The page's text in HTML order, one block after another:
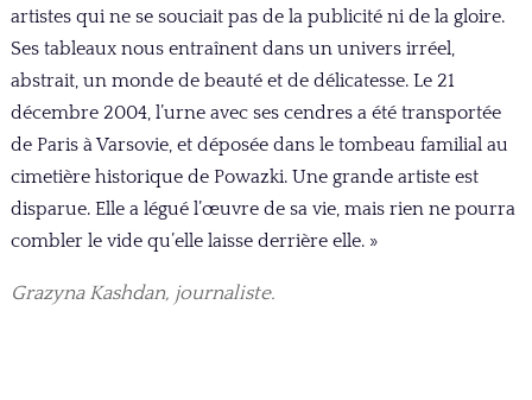
artistes qui ne se souciait pas de la publicité ni de la gloire.
Ses tableaux nous entraînent dans un univers irréel,
abstrait, un monde de beauté et de délicatesse. Le 21
décembre 2004, l’urne avec ses cendres a été transportée
de Paris à Varsovie, et déposée dans le tombeau familial au
cimetière historique de Powazki. Une grande artiste est
disparue. Elle a légué l’œuvre de sa vie, mais rien ne pourra
combler le vide qu’elle laisse derrière elle. »
Grazyna Kashdan, journaliste.